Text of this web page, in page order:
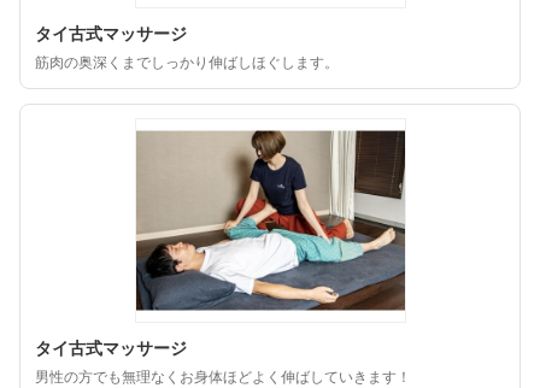
タイ古式マッサージ
筋肉の奥深くまでしっかり伸ばしほぐします。
タイ古式マッサージ
男性の方でも無理なくお身体ほどよく伸ばしていきます！